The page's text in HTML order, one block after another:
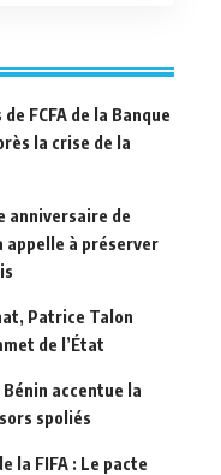
FCFA de la Banque
la crise de la
anniversaire de
appelle à préserver
Patrice Talon
de l’État
Bénin accentue la
spoliés
la FIFA : Le pacte